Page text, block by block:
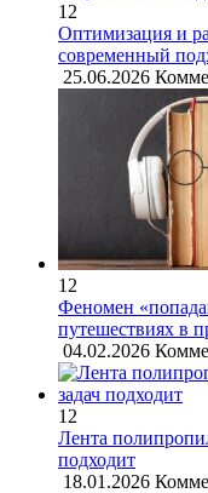
12
Оптимизация и
современный
25.06.2026
12
Феномен
путешествиях в
04.02.2026
12
Лента
подходит
18.01.2026